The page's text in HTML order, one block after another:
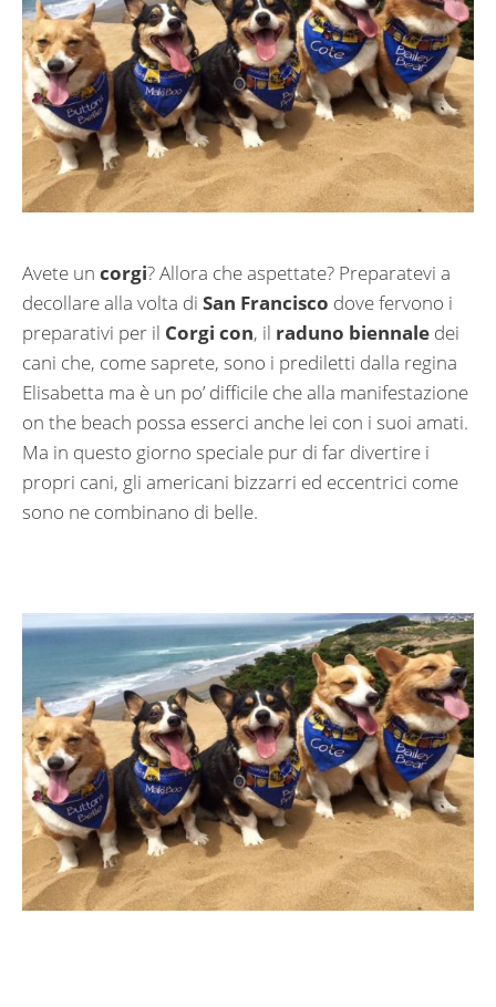
Avete un corgi? Allora che aspettate? Preparatevi a
decollare alla volta di San Francisco dove fervono i
preparativi per il Corgi con, il raduno biennale dei
cani che, come saprete, sono i prediletti dalla regina
Elisabetta ma è un po’ difficile che alla manifestazione
on the beach possa esserci anche lei con i suoi amati.
Ma in questo giorno speciale pur di far divertire i
propri cani, gli americani bizzarri ed eccentrici come
sono ne combinano di belle.